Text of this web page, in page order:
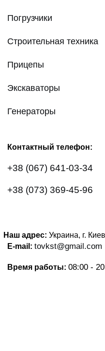
Погрузчики
Строительная техника
Прицепы
Экскаваторы
Генераторы
Контактный телефон:
+38 (067) 641-03-34
+38 (073) 369-45-96
Наш адрес: Украина, г.
E-mail: tovkst@gmail.com
Время работы: 08:00 -